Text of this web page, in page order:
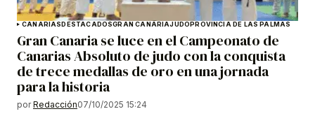
CANARIASDESTACADOSGRAN CANARIAJUDOPROVINCIA DE LAS PALMAS
Gran Canaria se luce en el Campeonato de
Canarias Absoluto de judo con la conquista
de trece medallas de oro en una jornada
para la historia
por Redacción07/10/2025 15:24